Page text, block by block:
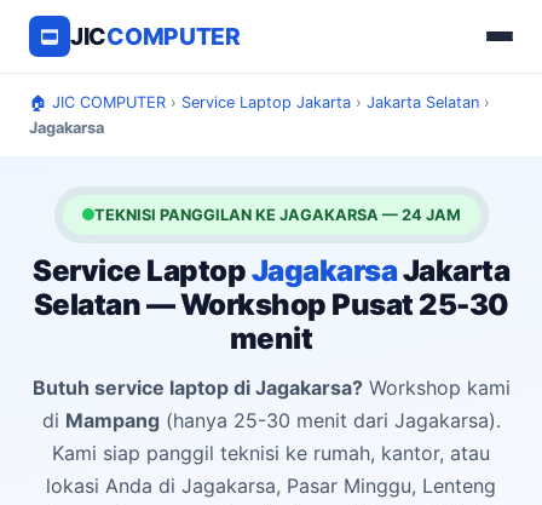
JICCOMPUTER
🏠 JIC COMPUTER › Service Laptop Jakarta › Jakarta Selatan ›
Jagakarsa
TEKNISI PANGGILAN KE JAGAKARSA — 24 JAM
Service LaptopJagakarsaJakarta
Selatan — Workshop Pusat 25-30
menit
Butuh service laptop di Jagakarsa?Workshop kami
di Mampang(hanya 25-30 menit dari Jagakarsa).
Kami siap panggil teknisi ke rumah, kantor, atau
lokasi Anda di Jagakarsa, Pasar Minggu, Lenteng